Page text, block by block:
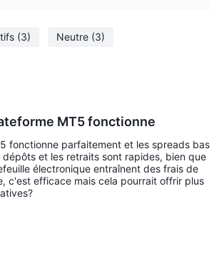
(3) Neutre (3)
MT5 fonctionne
fonctionne parfaitement et les spreads bas
dépôts et les retraits sont rapides, bien que
électronique entraînent des frais de
c'est efficace mais cela pourrait offrir plus